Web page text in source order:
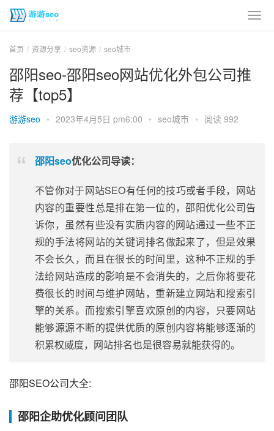
首页 资源分享 seo资源 seo城市
邵阳seo-邵阳seo网站优化外包公司推
荐【top5】
游游seo • 2023年4月5日 pm6:00 • seo城市 • 阅读 992
邵阳seo优化公司导读：
不管你对于网站SEO有任何的技巧或者手段，网站
内容的重要性总是排在第一位的，邵阳优化公司告
诉你，虽然有些没有实质内容的网站通过一些不正
规的手法将网站的关键词排名做起来了，但是效果
不会长久，而且在很长的时间里，这种不正规的手
法给网站造成的影响是不会消失的，之后你将要花
费很长的时间与维护网站，重新建立网站和搜索引
擎的关系。而搜索引擎喜欢原创的内容，只要网站
能够源源不断的提供优质的原创内容将能够逐渐的
积累权威度，网站排名也是很容易就能获得的。
邵阳SEO公司大全:
邵阳企助优化顾问团队